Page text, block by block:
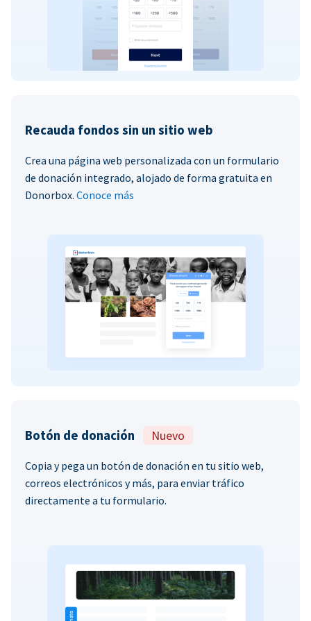
Recauda fondos sin un sitio web
Crea una página web personalizada con un formulario
de donación integrado, alojado de forma gratuita en
Donorbox. Conoce más
Botón de donación Nuevo
Copia y pega un botón de donación en tu sitio web,
correos electrónicos y más, para enviar tráfico
directamente a tu formulario.